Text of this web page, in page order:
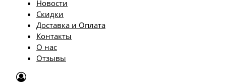
Новости
Скидки
Доставка и Оплата
Контакты
О нас
Отзывы